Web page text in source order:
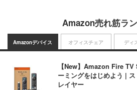
Amazon売れ筋ラ
Amazonデバイス
【New】Amazon Fire
ーミングをはじめよう |
レイヤー
オフィスチェア ディ